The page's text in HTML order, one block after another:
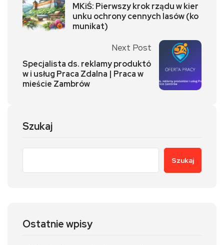
MKiŚ: Pierwszy krok rządu w kier
unku ochrony cennych lasów (ko
munikat)
Next Post
Specjalista ds. reklamy produktó
w i usług Praca Zdalna | Praca w
mieście Zambrów
Szukaj
Szukaj
Ostatnie wpisy